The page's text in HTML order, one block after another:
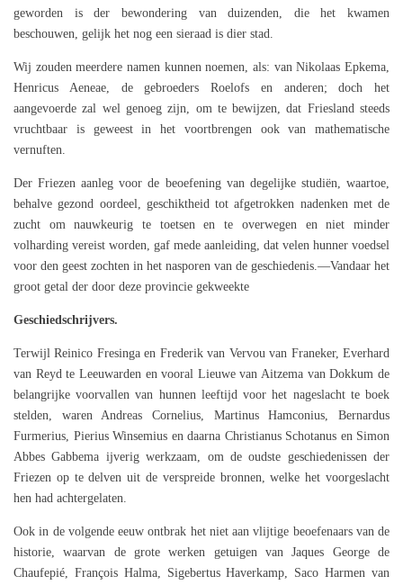
geworden is der bewondering van duizenden, die het kwamen
beschouwen, gelijk het nog een sieraad is dier stad.
Wij zouden meerdere namen kunnen noemen, als: van Nikolaas Epkema,
Henricus Aeneae, de gebroeders Roelofs en anderen; doch het
aangevoerde zal wel genoeg zijn, om te bewijzen, dat Friesland steeds
vruchtbaar is geweest in het voortbrengen ook van mathematische
vernuften.
Der Friezen aanleg voor de beoefening van degelijke studiën, waartoe,
behalve gezond oordeel, geschiktheid tot afgetrokken nadenken met de
zucht om nauwkeurig te toetsen en te overwegen en niet minder
volharding vereist worden, gaf mede aanleiding, dat velen hunner voedsel
voor den geest zochten in het nasporen van de geschiedenis.—Vandaar het
groot getal der door deze provincie gekweekte
Geschiedschrijvers.
Terwijl Reinico Fresinga en Frederik van Vervou van Franeker, Everhard
van Reyd te Leeuwarden en vooral Lieuwe van Aitzema van Dokkum de
belangrijke voorvallen van hunnen leeftijd voor het nageslacht te boek
stelden, waren Andreas Cornelius, Martinus Hamconius, Bernardus
Furmerius, Pierius Winsemius en daarna Christianus Schotanus en Simon
Abbes Gabbema ijverig werkzaam, om de oudste geschiedenissen der
Friezen op te delven uit de verspreide bronnen, welke het voorgeslacht
hen had achtergelaten.
Ook in de volgende eeuw ontbrak het niet aan vlijtige beoefenaars van de
historie, waarvan de grote werken getuigen van Jaques George de
Chaufepié, François Halma, Sigebertus Haverkamp, Saco Harmen van